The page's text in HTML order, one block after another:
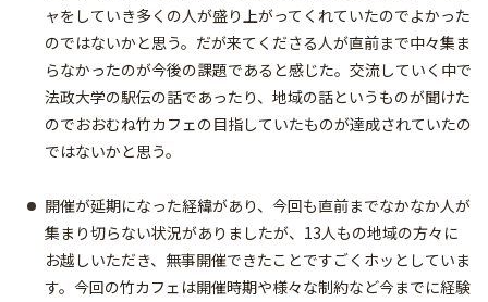
ャをしていき多くの人が盛り上がってくれていたのでよかった
のではないかと思う。だが来てくださる人が直前まで中々集ま
らなかったのが今後の課題であると感じた。交流していく中で
法政大学の駅伝の話であったり、地域の話というものが聞けた
のでおおむね竹カフェの目指していたものが達成されていたの
ではないかと思う。
開催が延期になった経緯があり、今回も直前までなかなか人が
集まり切らない状況がありましたが、13人もの地域の方々に
お越しいただき、無事開催できたことですごくホッとしていま
す。今回の竹カフェは開催時期や様々な制約など今までに経験